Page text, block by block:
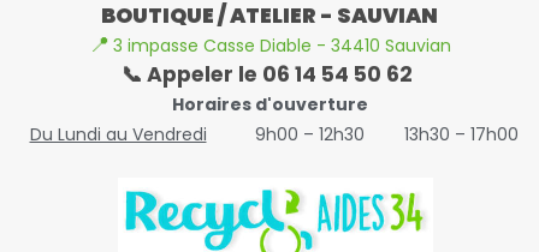
BOUTIQUE / ATELIER - SAUVIAN
📍 3 impasse Casse Diable - 34410 Sauvian
📞 Appeler le 06 14 54 50 62
Horaires d'ouverture
Du Lundi au Vendredi
9h00 – 12h30 13h30 – 17h00